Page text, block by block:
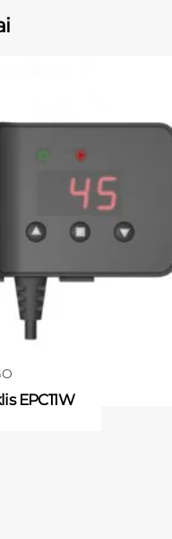
EPC11W